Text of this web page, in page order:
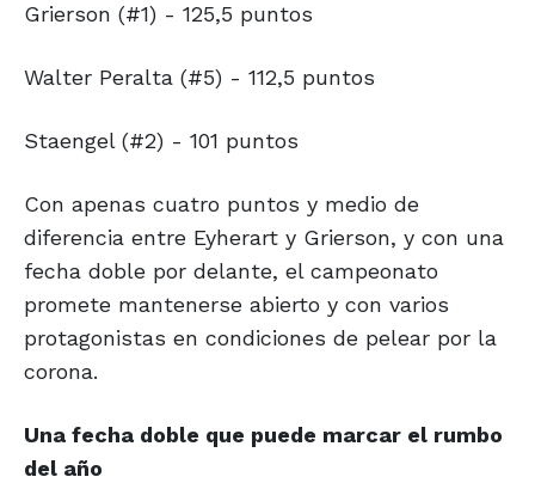
Grierson (#1) - 125,5 puntos
Walter Peralta (#5) - 112,5 puntos
Staengel (#2) - 101 puntos
Con apenas cuatro puntos y medio de
diferencia entre Eyherart y Grierson, y con una
fecha doble por delante, el campeonato
promete mantenerse abierto y con varios
protagonistas en condiciones de pelear por la
corona.
Una fecha doble que puede marcar el rumbo
del año